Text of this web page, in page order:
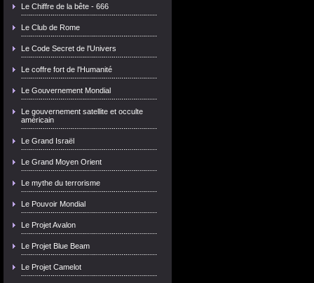
Le Chiffre de la bête - 666
Le Club de Rome
Le Code Secret de l'Univers
Le coffre fort de l'Humanité
Le Gouvernement Mondial
Le gouvernement satellite et occulte
américain
Le Grand Israël
Le Grand Moyen Orient
Le mythe du terrorisme
Le Pouvoir Mondial
Le Projet Avalon
Le Projet Blue Beam
Le Projet Camelot